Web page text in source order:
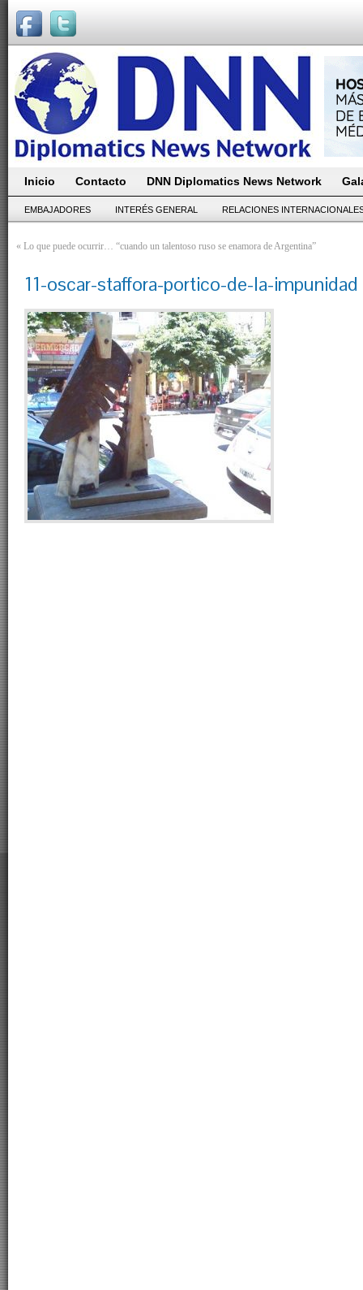
Inicio Contacto DNN Diplomatics News Network
EMBAJADORES INTERÉS GENERAL RELACIONES
« Lo que puede ocurrir… “cuando un talentoso ruso se enamora de Argentina”
11-oscar-staffora-portico-de-la-impunidad